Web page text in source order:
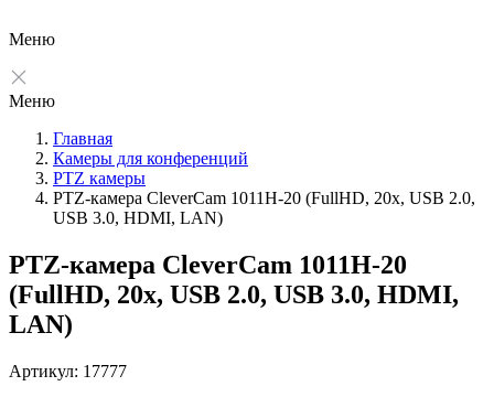
Меню
Меню
Главная
Камеры для конференций
PTZ камеры
PTZ-камера CleverCam 1011H-20 (FullHD, 20x, USB 2.0,
USB 3.0, HDMI, LAN)
PTZ-камера CleverCam 1011H-20
(FullHD, 20x, USB 2.0, USB 3.0, HDMI,
LAN)
Артикул: 17777